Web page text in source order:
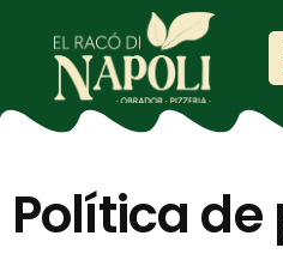
Política